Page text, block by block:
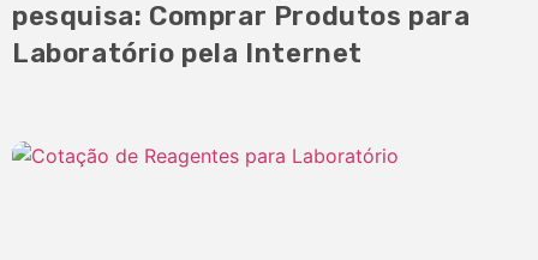
pesquisa: Comprar Produtos para
Laboratório pela Internet